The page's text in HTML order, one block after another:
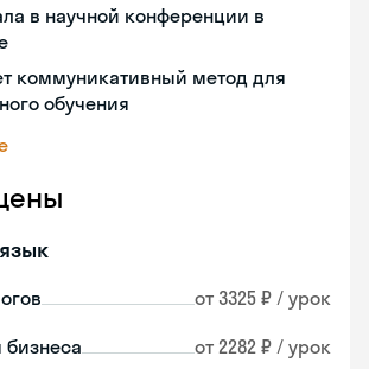
в научной конференции в
коммуникативный метод для
обучения
от 3325 ₽ / урок
бизнеса от 2282 ₽ / урок